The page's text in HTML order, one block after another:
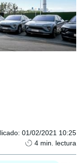
: 01/02/2021 10:25
4 min. lectura